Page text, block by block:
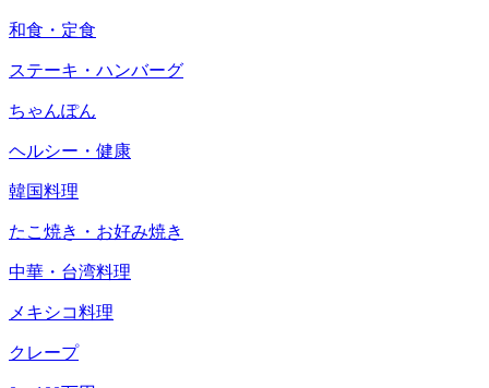
和食・定食
ステーキ・ハンバーグ
ちゃんぽん
ヘルシー・健康
韓国料理
たこ焼き・お好み焼き
中華・台湾料理
メキシコ料理
クレープ